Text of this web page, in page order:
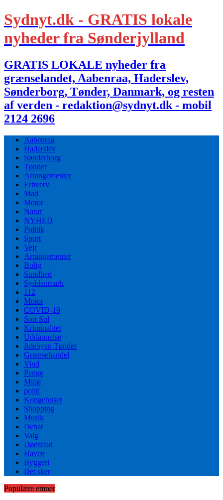
Sydnyt.dk - GRATIS lokale
nyheder fra Sønderjylland
GRATIS LOKALE nyheder fra
grænselandet, Aabenraa, Haderslev,
Sønderborg, Tønder, Danmark, og resten
af verden - redaktion@sydnyt.dk - mobil
2124 2696
Aabenraa
Haderslev
Sønderborg
Tønder
Arrangementer
Erhverv
Mad
Motor
Natur
NYHED
Politik
Sport
Vejr
Arrangementer
Bolig
Sundhed
Syddanmark
112
Motor
COVID-19
Sort Sol
Kriminalitet
Uddannelse
Julebyen Tønder
Grænsehandel
Vind
Penge
Miljø
politi
Kongehuset
Shopping
Musik
Debat
Valg
Dødsfald
Haven
Byggeri
Det sker
Populære emner